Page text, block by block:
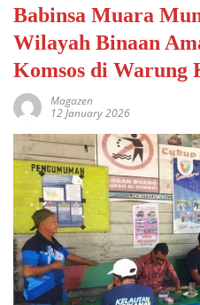
Babinsa Muara
Wilayah Binaan
Komsos di Warung
Magazen
12 January 2026